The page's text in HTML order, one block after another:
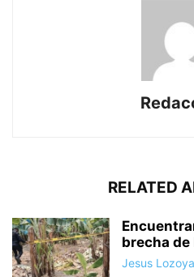
RELATED
brecha de
Jesus Lozoya